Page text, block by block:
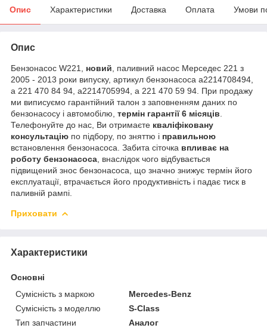
Опис Характеристики Доставка Оплата Умови
Опис
Бензонасос W221, новий
паливний насос Мерседес 221 з
2005 - 2013 роки випуску, артикул бензонасоса a2214708494,
a 221 470 84 94, a2214705994, a 221 470 59 94. При продажу
ми виписуємо гарантійний талон з заповненням даних по
бензонасосу і автомобілю, термін гарантії 6 місяців
Телефонуйте до нас, Ви отримаєте кваліфіковану
консультацію по підбору, по зняттю і правильною
встановлення бензонасоса. Забита сіточка впливає на
роботу бензонасоса , внаслідок чого відбувається
підвищений знос бензонасоса, що значно знижує термін його
експлуатації, втрачається його продуктивність і падає тиск в
паливній рампі.
Приховати
Характеристики
Основні
Сумісність з маркою
Mercedes-Benz
Сумісність з моделлю
S-Class
Тип запчастини
Аналог